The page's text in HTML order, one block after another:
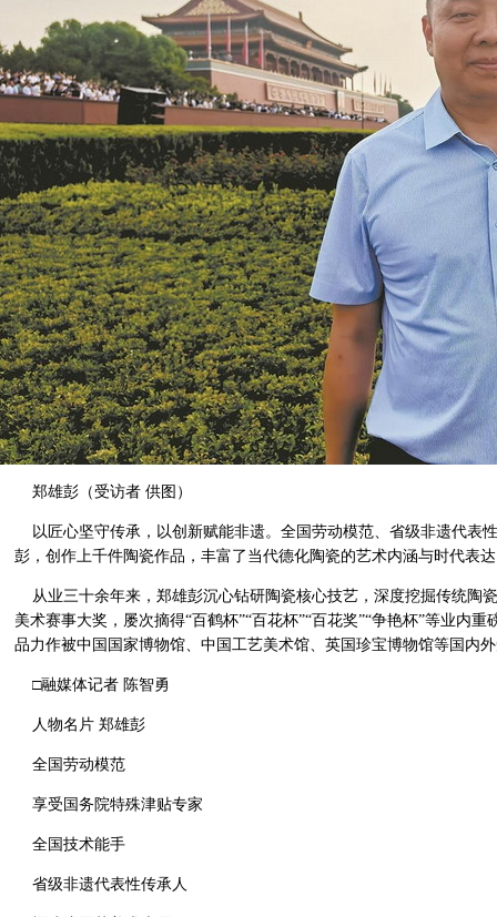
郑雄彭（受访者 供图）
以匠心坚守传承，以创新赋能非遗。全国劳动模范、省级非遗代表
彭，创作上千件陶瓷作品，丰富了当代德化陶瓷的艺术内涵与时代表
从业三十余年来，郑雄彭沉心钻研陶瓷核心技艺，深度挖掘传统陶
美术赛事大奖，屡次摘得“百鹤杯”“百花杯”“百花奖”“争艳杯”等业内
品力作被中国国家博物馆、中国工艺美术馆、英国珍宝博物馆等国内
□融媒体记者 陈智勇
人物名片 郑雄彭
全国劳动模范
享受国务院特殊津贴专家
全国技术能手
省级非遗代表性传承人